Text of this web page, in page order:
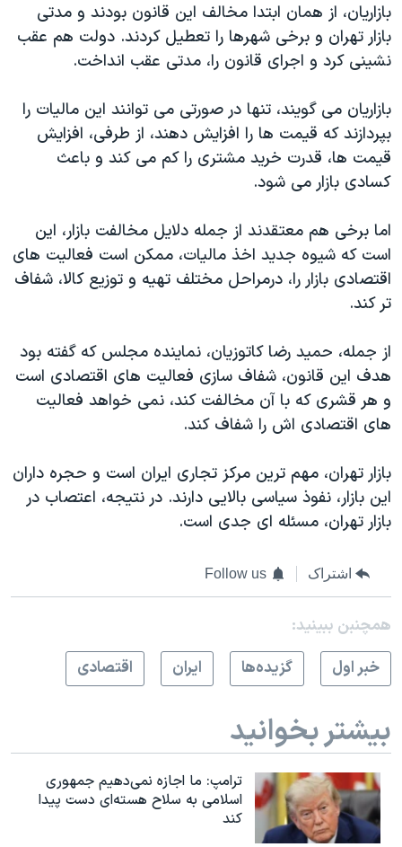
بازاریان، از همان ابتدا مخالف این قانون بودند و مدتی
بازار تهران و برخی شهرها را تعطیل کردند. دولت هم عقب
نشینی کرد و اجرای قانون را، مدتی عقب انداخت.
بازاریان می گویند، تنها در صورتی می توانند این مالیات را
بپردازند که قیمت ها را افزایش دهند، از طرفی، افزایش
قیمت ها، قدرت خرید مشتری را کم می کند و باعث
کسادی بازار می شود.
اما برخی هم معتقدند از جمله دلایل مخالفت بازار، این
است که شیوه جدید اخذ مالیات، ممکن است فعالیت های
اقتصادی بازار را، درمراحل مختلف تهیه و توزیع کالا، شفاف
تر کند.
از جمله، حمید رضا کاتوزیان، نماینده مجلس که گفته بود
هدف این قانون، شفاف سازی فعالیت های اقتصادی است
و هر قشری که با آن مخالفت کند، نمی خواهد فعالیت
های اقتصادی اش را شفاف کند.
بازار تهران، مهم ترین مرکز تجاری ایران است و حجره داران
این بازار، نفوذ سیاسی بالایی دارند. در نتیجه، اعتصاب در
بازار تهران، مسئله ای جدی است.
اشتراک Follow us
همچنبن ببینید:
خبر اول
گزيده‌ها ايران اقتصادی
بیشتر بخوانید
ترامپ: ما اجازه نمی‌دهیم جمهوری
اسلامی به سلاح هسته‌ای دست پیدا
کند